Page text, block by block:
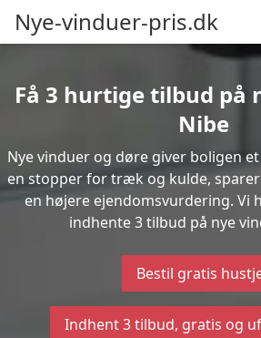
Nye-vinduer-pris.dk
Få 3 hurtige tilbud på
Nibe
Nye vinduer og døre giver boligen
en stopper for træk og kulde,
en højere ejendomsvurdering. Vi
indhente 3 tilbud på nye
Bestil gratis
Indhent 3 tilbud, gratis og